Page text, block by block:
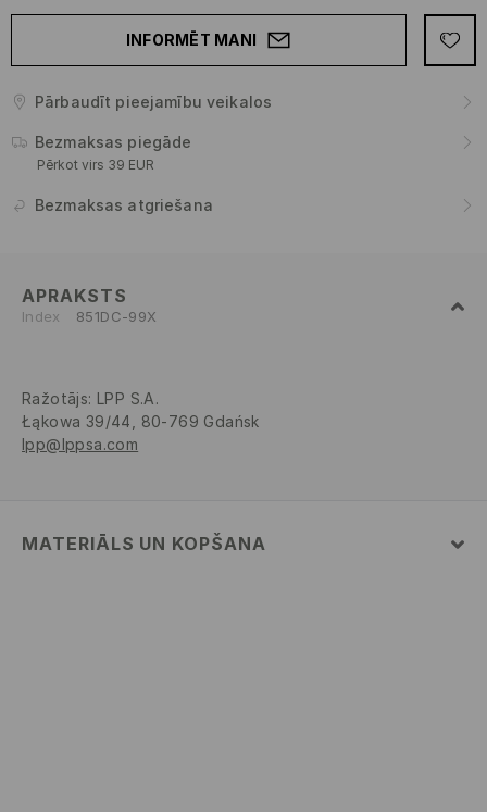
INFORMĒT MANI
Pārbaudīt pieejamību veikalos
Bezmaksas piegāde
Pērkot virs 39 EUR
Bezmaksas atgriešana
APRAKSTS
Index 851DC-99X
Ražotājs: LPP S.A.
Łąkowa 39/44, 80-769 Gdańsk
lpp@lppsa.com
MATERIĀLS UN KOPŠANA